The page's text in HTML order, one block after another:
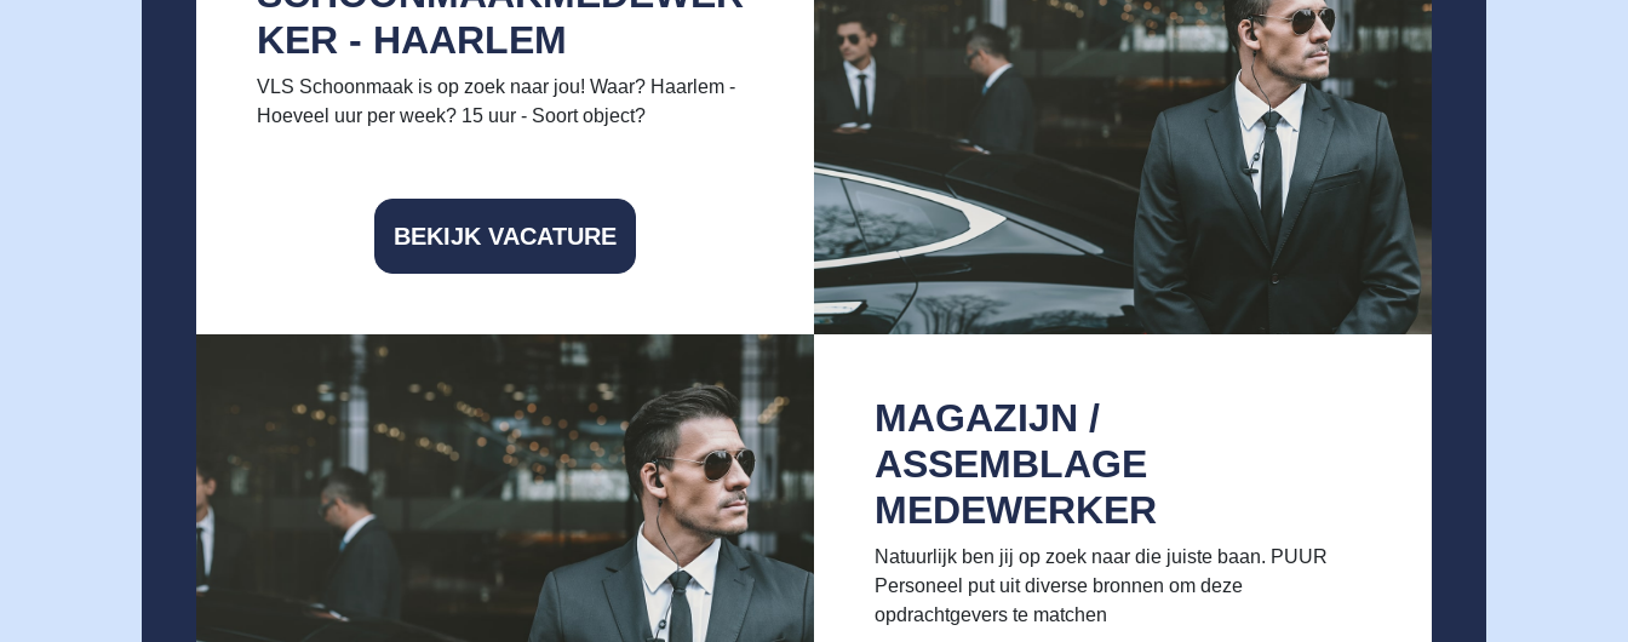
KER - HAARLEM
VLS Schoonmaak is op zoek naar jou! Waar? Haarlem -
Hoeveel uur per week? 15 uur - Soort object?
BEKIJK VACATURE
MAGAZIJN /
ASSEMBLAGE
MEDEWERKER
Natuurlijk ben jij op zoek naar die juiste baan. PUUR
Personeel put uit diverse bronnen om deze
opdrachtgevers te matchen